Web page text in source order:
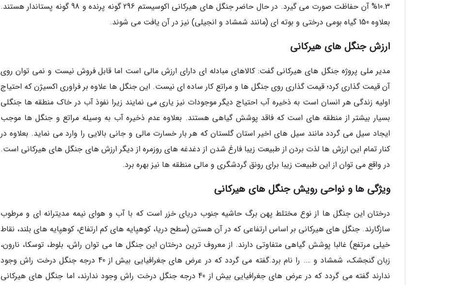
10.3% آن حفاظت صورت می گیرد. در حال حاضر جنگل های هیرکانی اکوسیستم 296 گونه پرنده و 98 گونه پستاندار هستند.
بعلاوه 150 گیاه بومی درختی و بوته ای (مانند شمشاد و انجیلی) نیز در آن یافت می شوند.
ارزش جنگل های هیرکانی
مدیر ملی پروژه جنگل های هیرکانی گفت: کالاهای مبادله ای دارای ارزش مالی است اما قابل فروش نیست و نمی توان روی
آن قیمت گذاری کرد؛ قیمت گذاری روی جنگل ها و مراتع کار ساده ای نیست. این جنگل ها علاوه بر فراوری اکسیژن که احتیاج
اولیه زندگی هر انسان است به ذخیره آب احتیاج دیگر موجودات نیز یاری می نمایند زیرا نفوذ آب در خاک منطقه ها جنگلی
بسیار بیشتر از منطقه های است که فاقد پوشش گیاهی هستند. بعلاوه عدم ذخیره آب به وسیله مراتع و جنگل ها موجب
ایجاد سیل می گردد مانند سیل های اخیر استان گلستان که هر بار خسارت مالی و جانی بالایی را وارد می نماید. بعلاوه در
کنار تمام این ارزش ها لذت بردن از طبیعت زیبا فارغ شدن از دغدغه های روزمره از دیگر ارزش های جنگل های هیرکانی است.
در واقع می توان از این طبیعت زیبا برای رونق گردشگری و مالی منطقه ها نیز بهره برد.
ویژگی ها و نواحی رویش جنگل های هیرکانی
درختان این جنگل ها از نوع مختلط پهن برگ حاشیه جنوب دریای خزر است که با آب و هوای نیمه مدیترانه ای و مرطوب
سازگارند. جنگل های هیرکانی بر اساس ارتفاعی که در آن هستن (سطح دریا، کوهپایه های کم ارتفاع، کوهپایه های بلند، نقاط
خیلی مرتفع) غالبا پوشش گیاهی متفاوتی دارند. از معروف ترین درختان این جنگل ها می توان راش، بلوط، توسکا، نارون،
زبان گنجشک، شمشاد و …. را نام برد.گفته می گردد که در عرض های جغرافیایی بیش از 40 درجه جنگل درخت راش وجود
ندارند گفته می گردد که در عرض های جغرافیایی بیش از 40 درجه جنگل درخت راش وجود ندارند، اما جنگل های هیرکانی